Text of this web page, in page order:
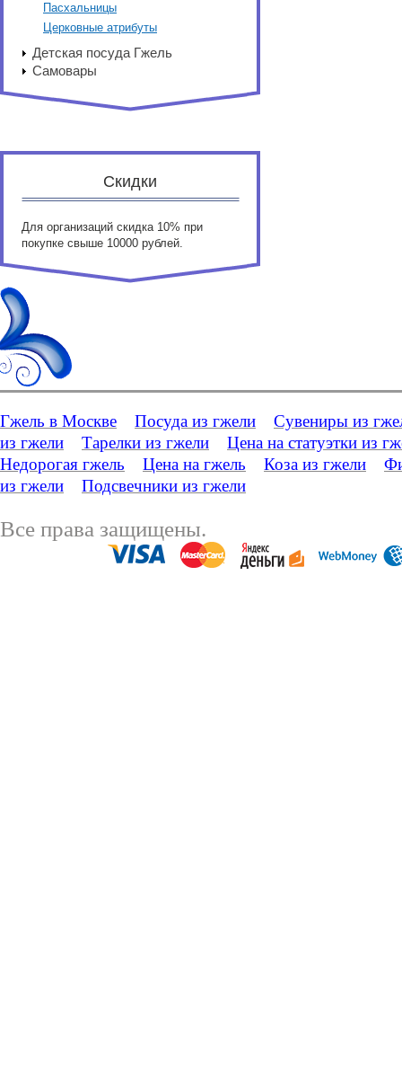
Пасхальницы
Церковные атрибуты
Детская посуда Гжель
Самовары
Скидки
Для организаций скидка 10% при
покупке свыше 10000 рублей.
Гжель в Москве Посуда из гжели
Сувениры из
из гжели
Тарелки из гжели
Цена на статуэтки из
Недорогая гжель
Цена на гжель Коза из гжели
из гжели
Подсвечники из гжели
Все права защищены.